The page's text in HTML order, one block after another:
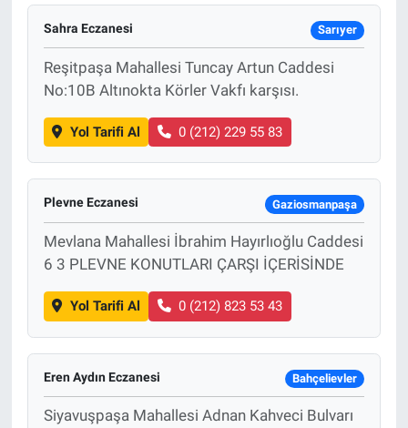
Sahra Eczanesi Sarıyer
Reşitpaşa Mahallesi Tuncay Artun Caddesi
No:10B Altınokta Körler Vakfı karşısı.
Yol Tarifi Al 0 (212) 229 55 83
Plevne Eczanesi Gaziosmanpaşa
Mevlana Mahallesi İbrahim Hayırlıoğlu Caddesi
6 3 PLEVNE KONUTLARI ÇARŞI İÇERİSİNDE
Yol Tarifi Al 0 (212) 823 53 43
Eren Aydın Eczanesi Bahçelievler
Siyavuşpaşa Mahallesi Adnan Kahveci Bulvarı